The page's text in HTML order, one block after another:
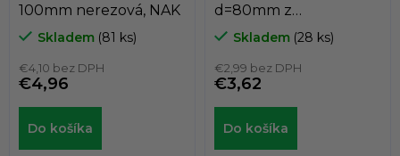
100mm nerezová, NAK
Skladem (81 ks)
€4,10 bez DPH
€4,96
Do košíka
d=80mm z
nehrdzavejúcej ocele,
Skladem (28 ks)
€2,99 bez DPH
€3,62
Do košíka